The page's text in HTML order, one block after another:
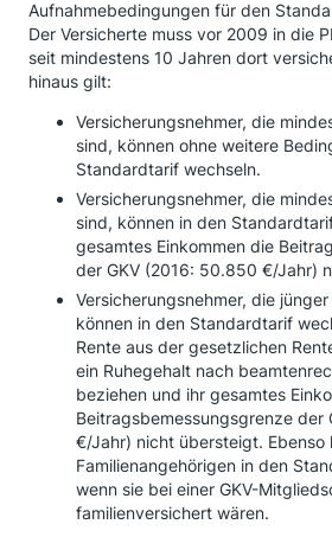
Aufnahmebedingungen für den
Der Versicherte muss vor 2009 in die
seit mindestens 10 Jahren dort
hinaus gilt:
Versicherungsnehmer, die
sind, können ohne weitere
Standardtarif wechseln.
Versicherungsnehmer, die
sind, können in den
gesamtes Einkommen die
der GKV (2016: 50.850 €/Jahr)
Versicherungsnehmer, die
können in den Standardtarif
Rente aus der gesetzlichen
ein Ruhegehalt nach
beziehen und ihr gesamtes
Beitragsbemessungsgrenze der
€/Jahr) nicht übersteigt. Ebenso
Familienangehörigen in den
wenn sie bei einer GKV-
familienversichert wären.